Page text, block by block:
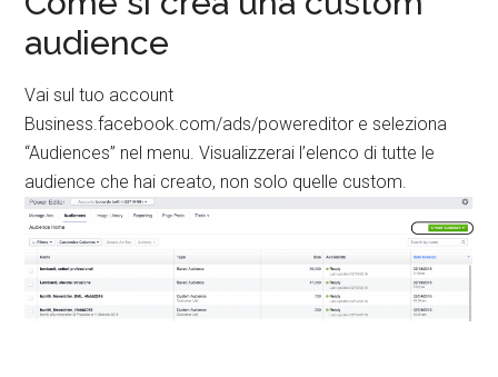
audience
Vai sul tuo account
Business.facebook.com/ads/powereditor e seleziona
“Audiences” nel menu. Visualizzerai l’elenco di tutte le
audience che hai creato, non solo quelle custom.